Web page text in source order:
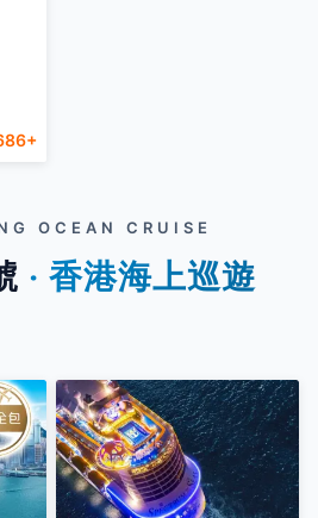
+
OCEAN CRUISE
‧ 香港海上巡遊